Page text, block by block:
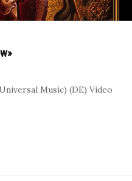
Music) (DE) Video